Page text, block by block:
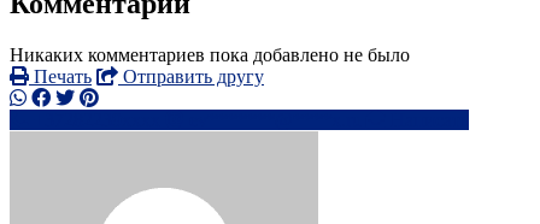
Никаких комментариев пока добавлено не было
Печать
Отправить другу